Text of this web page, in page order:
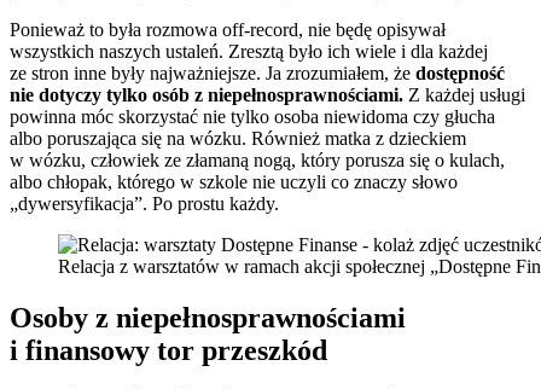
Ponieważ to była rozmowa off-record, nie będę opisywał
wszystkich naszych ustaleń. Zresztą było ich wiele i dla każdej
ze stron inne były najważniejsze. Ja zrozumiałem, że dostępność
nie dotyczy tylko osób z niepełnosprawnościami. Z każdej usługi
powinna móc skorzystać nie tylko osoba niewidoma czy głucha
albo poruszająca się na wózku. Również matka z dzieckiem
w wózku, człowiek ze złamaną nogą, który porusza się o kulach,
albo chłopak, którego w szkole nie uczyli co znaczy słowo
„dywersyfikacja”. Po prostu każdy.
Relacja z warsztatów w ramach akcji społecznej „Dostępne
Osoby z niepełnosprawnościami
i finansowy tor przeszkód